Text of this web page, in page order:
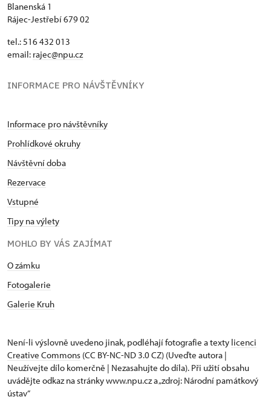
Blanenská 1
Rájec-Jestřebí 679 02
tel.: 516 432 013
email: rajec@npu.cz
INFORMACE PRO NÁVŠTĚVNÍKY
Informace pro návštěvníky
Prohlídkové okruhy
Návštěvní doba
Rezervace
Vstupné
Tipy na výlety
MOHLO BY VÁS ZAJÍMAT
O zámku
Fotogalerie
Galerie Kruh
Není-li výslovně uvedeno jinak, podléhají fotografie a texty licenci
Creative Commons (CC BY-NC-ND 3.0 CZ) (Uveďte autora |
Neužívejte dílo komerčně | Nezasahujte do díla). Při užití obsahu
uvádějte odkaz na stránky www.npu.cz a „zdroj: Národní památkový
ústav“